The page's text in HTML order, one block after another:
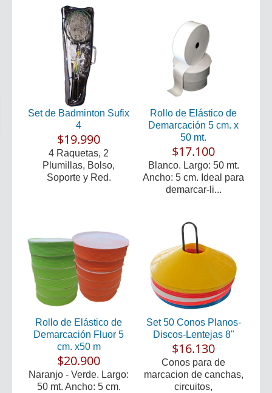
Set de Badminton Sufix
4
$19.990
4 Raquetas, 2
Plumillas, Bolso,
Soporte y Red.
Rollo de Elástico de
Demarcación 5 cm. x
50 mt.
$17.100
Blanco. Largo: 50 mt.
Ancho: 5 cm. Ideal para
demarcar-li...
Rollo de Elástico de
Demarcación Fluor 5
cm. x50 m
$20.900
Naranjo - Verde. Largo:
50 mt. Ancho: 5 cm.
Set 50 Conos Planos-
Discos-Lentejas 8"
$16.130
Conos para de
marcacion de canchas,
circuitos,